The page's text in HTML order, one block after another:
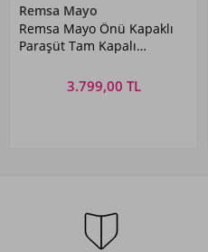
Remsa Mayo
Remsa Mayo Önü Kapaklı
Paraşüt Tam Kapalı
3.799,00 TL